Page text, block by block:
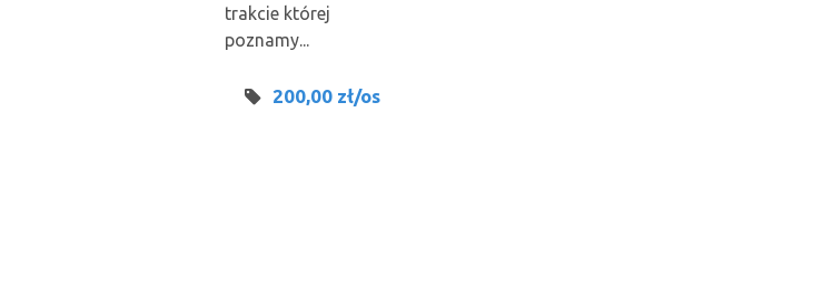
trakcie której
poznamy...
200,00 zł/os